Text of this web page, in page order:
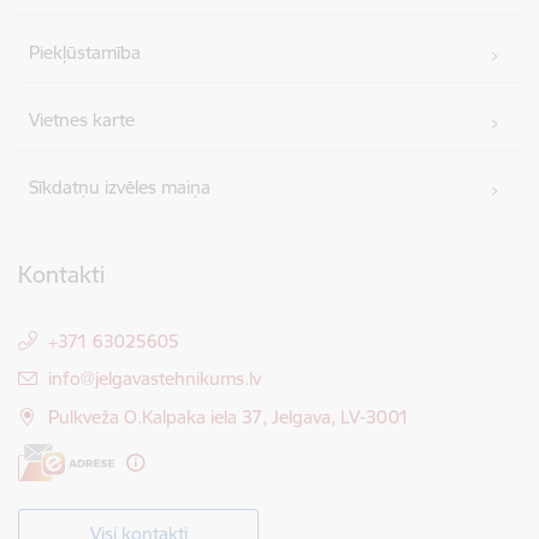
Piekļūstamība
Vietnes karte
Sīkdatņu izvēles maiņa
Kontakti
+371 63025605
E-pasts:
info@jelgavastehnikums.lv
Pulkveža O.Kalpaka iela 37, Jelgava, LV-3001
Visi kontakti